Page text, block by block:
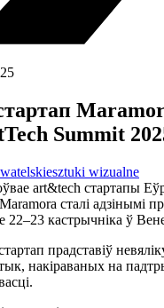
Summit
sztuki wizualne
art&tech стартапы
сталі адзінымі
22–23 кастрычніка ў
прадставіў
накіраваных на